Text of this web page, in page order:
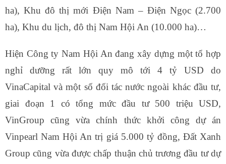
ha), Khu đô thị mới Điện Nam – Điện Ngọc (2.700
ha), Khu du lịch, đô thị Nam Hội An (10.000 ha)…
Hiện Công ty Nam Hội An đang xây dựng một tổ hợp
nghỉ dưỡng rất lớn quy mô tới 4 tỷ USD do
VinaCapital và một số đối tác nước ngoài khác đầu tư,
giai đoạn 1 có tổng mức đầu tư 500 triệu USD,
VinGroup cũng vừa chính thức khởi công dự án
Vinpearl Nam Hội An trị giá 5.000 tỷ đồng, Đất Xanh
Group cũng vừa được chấp thuận chủ trương đầu tư dự